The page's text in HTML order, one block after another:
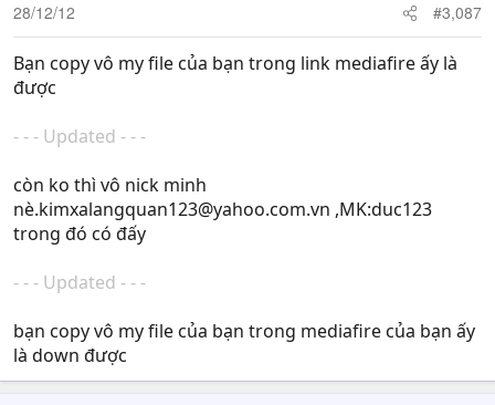
28/12/12 #3,087
Bạn copy vô my file của bạn trong link mediafire ấy là
được
- - - Updated - - -
còn ko thì vô nick minh
nè.kimxalangquan123@yahoo.com.vn ,MK:duc123
trong đó có đấy
- - - Updated - - -
bạn copy vô my file của bạn trong mediafire của bạn ấy
là down được